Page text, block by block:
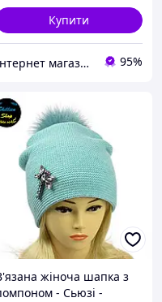
Купити
Інтернет магазин GRAND-TREND 95%
жіноча шапка з
- Сьюзі -